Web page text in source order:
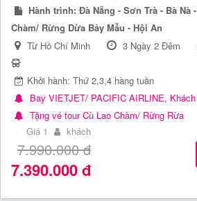
Hành trình: Đà Nẵng - Sơn Trà - Bà Nà
Chàm/ Rừng Dừa Bảy Mẫu - Hội An
Từ Hồ Chí Minh
3 Ngày 2 Đêm
Khởi hành: Thứ 2,3,4 hàng tuần
Bay VIETJET/ PACIFIC AIRLINE,
Tặng vé tour Cù Lao Chàm/ Rừng Rừa
Giá 1
khách
7.990.000đ
7.390.000đ